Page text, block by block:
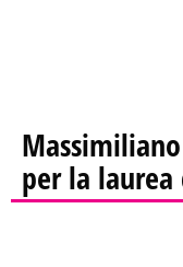
per la laurea